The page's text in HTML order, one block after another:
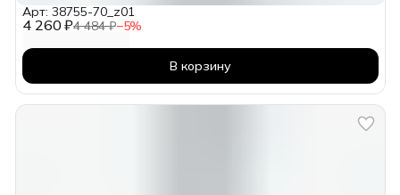
4 260 ₽4 484 ₽−5%
Арт: 38755-70_z01
В корзину